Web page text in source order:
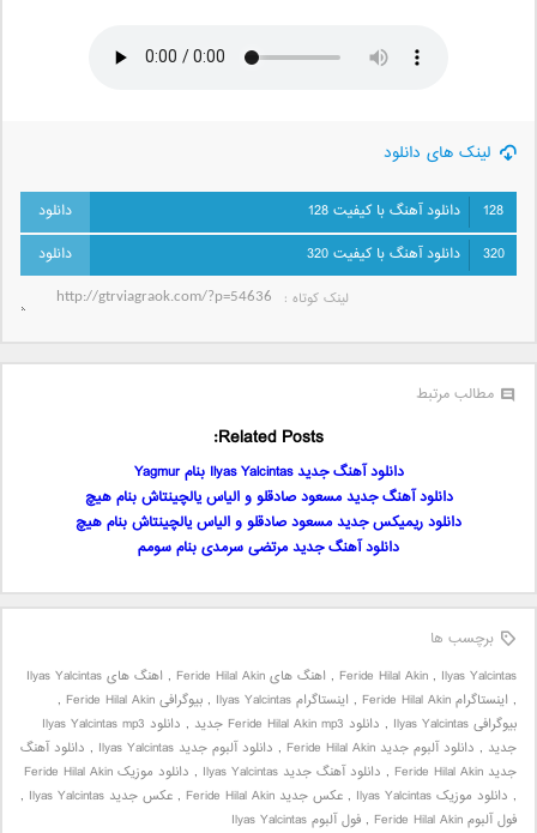
لینک های دانلود
128
دانلود آهنگ با کیفیت 128
320
دانلود آهنگ با کیفیت 320
لینک کوتاه‌ :
مطالب مرتبط
Related Posts:
دانلود آهنگ جدید Ilyas Yalcintas بنام Yagmur
دانلود آهنگ جدید مسعود صادقلو و الياس يالچينتاش بنام هيچ
دانلود ریمیکس جدید مسعود صادقلو و الياس يالچينتاش بنام هيچ
دانلود آهنگ جدید مرتضی سرمدی بنام سومم
برچسب ها
Feride Hilal Akin , Ilyas Yalcintas
, اهنگ های Feride Hilal Akin , اهنگ های Ilyas Yalcintas
, اینستاگرام Feride Hilal Akin , اینستاگرام Ilyas Yalcintas , بیوگرافی Feride Hilal Akin
,
بیوگرافی Ilyas Yalcintas
, دانلود Feride Hilal Akin mp3 جدید ,
دانلود Ilyas Yalcintas mp3
جدید , دانلود آلبوم جدید Feride Hilal Akin , دانلود آلبوم جدید Ilyas Yalcintas , دانلود آهنگ
جدید Feride Hilal Akin
, دانلود آهنگ جدید Ilyas Yalcintas , دانلود موزیک Feride Hilal Akin
, دانلود موزیک Ilyas Yalcintas , عکس جدید Feride Hilal Akin , عکس جدید Ilyas Yalcintas
,
فول آلبوم Feride Hilal Akin
, فول آلبوم Ilyas Yalcintas